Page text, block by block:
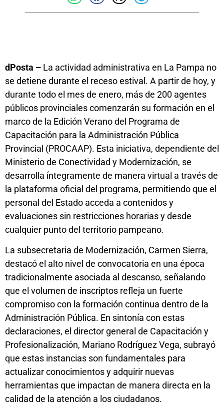
dPosta – La actividad administrativa en La Pampa no
se detiene durante el receso estival. A partir de hoy, y
durante todo el mes de enero, más de 200 agentes
públicos provinciales comenzarán su formación en el
marco de la Edición Verano del Programa de
Capacitación para la Administración Pública
Provincial (PROCAAP). Esta iniciativa, dependiente del
Ministerio de Conectividad y Modernización, se
desarrolla íntegramente de manera virtual a través de
la plataforma oficial del programa, permitiendo que el
personal del Estado acceda a contenidos y
evaluaciones sin restricciones horarias y desde
cualquier punto del territorio pampeano.
La subsecretaria de Modernización, Carmen Sierra,
destacó el alto nivel de convocatoria en una época
tradicionalmente asociada al descanso, señalando
que el volumen de inscriptos refleja un fuerte
compromiso con la formación continua dentro de la
Administración Pública. En sintonía con estas
declaraciones, el director general de Capacitación y
Profesionalización, Mariano Rodríguez Vega, subrayó
que estas instancias son fundamentales para
actualizar conocimientos y adquirir nuevas
herramientas que impactan de manera directa en la
calidad de la atención a los ciudadanos.